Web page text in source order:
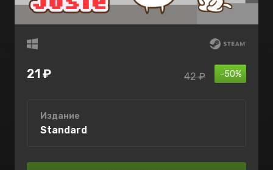
21 ₽ -50%
42 ₽
Издание
Standard